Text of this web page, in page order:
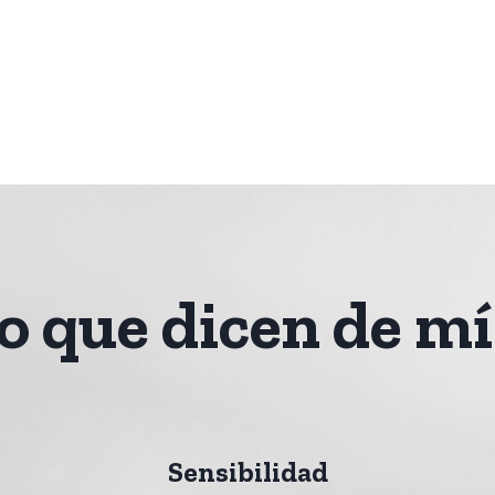
que dicen de
Sensibilidad